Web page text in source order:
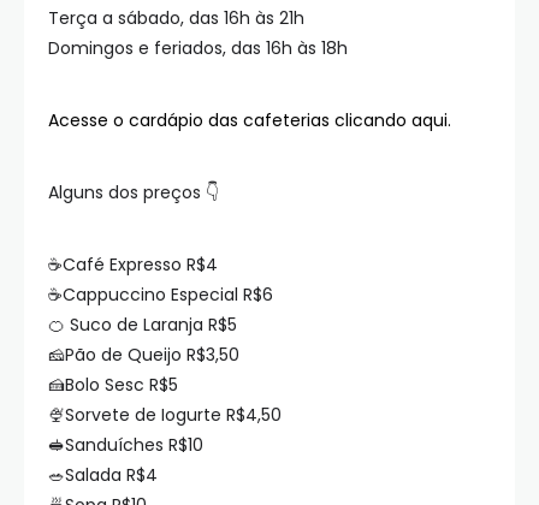
Terça a sábado, das 16h às 21h
Domingos e feriados, das 16h às 18h
Acesse o cardápio das cafeterias clicando aqui.
Alguns dos preços 👇
☕Café Expresso R$4
☕Cappuccino Especial R$6
🍊 Suco de Laranja R$5
🧀Pão de Queijo R$3,50
🍰Bolo Sesc R$5
🍨Sorvete de Iogurte R$4,50
🥪Sanduíches R$10
🥗Salada R$4